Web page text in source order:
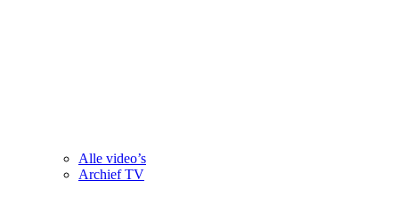
Alle video’s
Archief TV